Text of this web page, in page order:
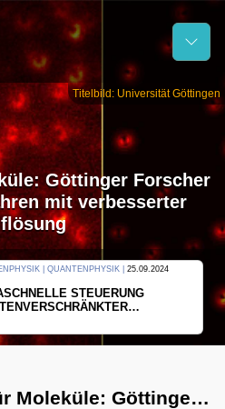
Titelbild: Universität Göttingen
Göttinger Forscher
mit verbesserter
THERMODYNAMIK | WELLENLEHRE |23.09.2024
FORSCHER ERZEUGEN
EINDIMENSIONALES GAS AUS
Moleküle: Göttinger